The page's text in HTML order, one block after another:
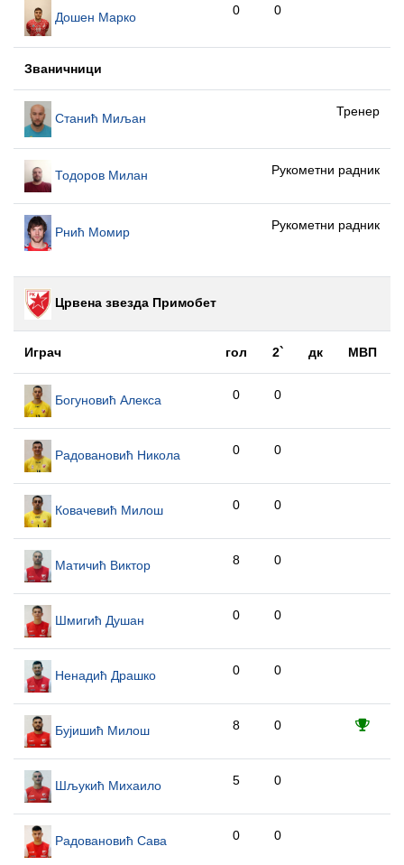
Дошен Марко 0 0
Званичници
Станић Миљан Тренер
Тодоров Милан Рукометни радник
Рнић Момир Рукометни радник
Црвена звезда Примобет
Играч гол 2` дк МВП
Богуновић Алекса 0 0
Радовановић Никола 0 0
Ковачевић Милош 0 0
Матичић Виктор 8 0
Шмигић Душан 0 0
Ненадић Драшко 0 0
Бујишић Милош 8 0
Шљукић Михаило 5 0
Радовановић Сава 0 0